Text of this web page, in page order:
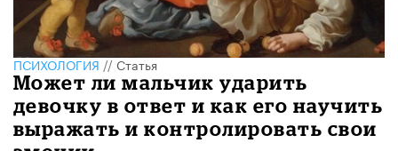
ПСИХОЛОГИЯ//Статья
Может ли мальчик ударить
девочку в ответ и как его научить
выражать и контролировать свои